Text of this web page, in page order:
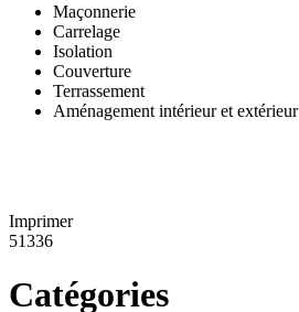
Maçonnerie
Carrelage
Isolation
Couverture
Terrassement
Aménagement intérieur et extérieur
Imprimer
51336
Catégories